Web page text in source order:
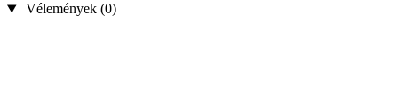
Vélemények (0)